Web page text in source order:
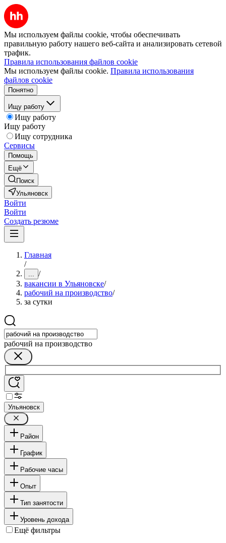
Мы используем файлы cookie, чтобы обеспечивать
правильную работу нашего веб-сайта и анализировать сетевой
трафик.
Правила использования файлов cookie
Мы используем файлы cookie. Правила использования
файлов cookie
Понятно
Ищу работу
Ищу работу
Ищу работу
Ищу сотрудника
Сервисы
Помощь
Ещё
Поиск
Ульяновск
Войти
Войти
Создать резюме
Главная
/
... /
вакансии в Ульяновске/
рабочий на производство/
за сутки
рабочий на производство
Ульяновск
Район
График
Рабочие часы
Опыт
Тип занятости
Уровень дохода
Ещё фильтры